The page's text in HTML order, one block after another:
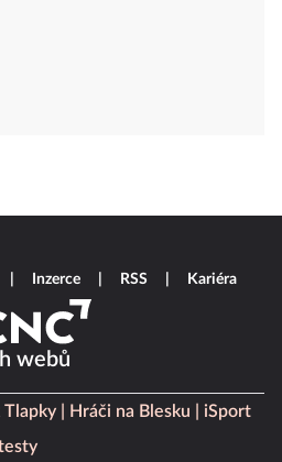
webů
Tlapky Hráči na Blesku
iSport
Inzerce RSS Kariéra